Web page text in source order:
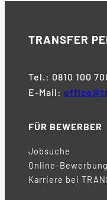
TRANSFER
Tel.: 0810 100
E-Mail:
FÜR BEWERBER
Jobsuche
Online-Bewerbung
Karriere bei